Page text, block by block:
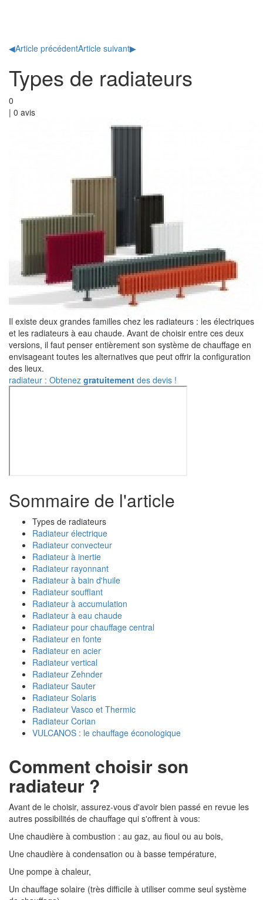
◀Article précédentArticle suivant▶
Types de radiateurs
0
| 0 avis
Il existe deux grandes familles chez les radiateurs : les électriques
et les radiateurs à eau chaude. Avant de choisir entre ces deux
versions, il faut penser entièrement son système de chauffage en
envisageant toutes les alternatives que peut offrir la configuration
des lieux.
radiateur : Obtenez gratuitement des devis !
Sommaire de l'article
Types de radiateurs
Radiateur électrique
Radiateur convecteur
Radiateur à inertie
Radiateur rayonnant
Radiateur à bain d'huile
Radiateur soufflant
Radiateur à accumulation
Radiateur à eau chaude
Radiateur pour chauffage central
Radiateur en fonte
Radiateur en acier
Radiateur vertical
Radiateur Zehnder
Radiateur Sauter
Radiateur Solaris
Radiateur Vasco et Thermic
Radiateur Corian
VULCANOS : le chauffage éconologique
Comment choisir son
radiateur ?
Avant de le choisir, assurez-vous d'avoir bien passé en revue les
autres possibilités de chauffage qui s'offrent à vous:
Une chaudière à combustion : au gaz, au fioul ou au bois,
Une chaudière à condensation ou à basse température,
Une pompe à chaleur,
Un chauffage solaire (très difficile à utiliser comme seul système